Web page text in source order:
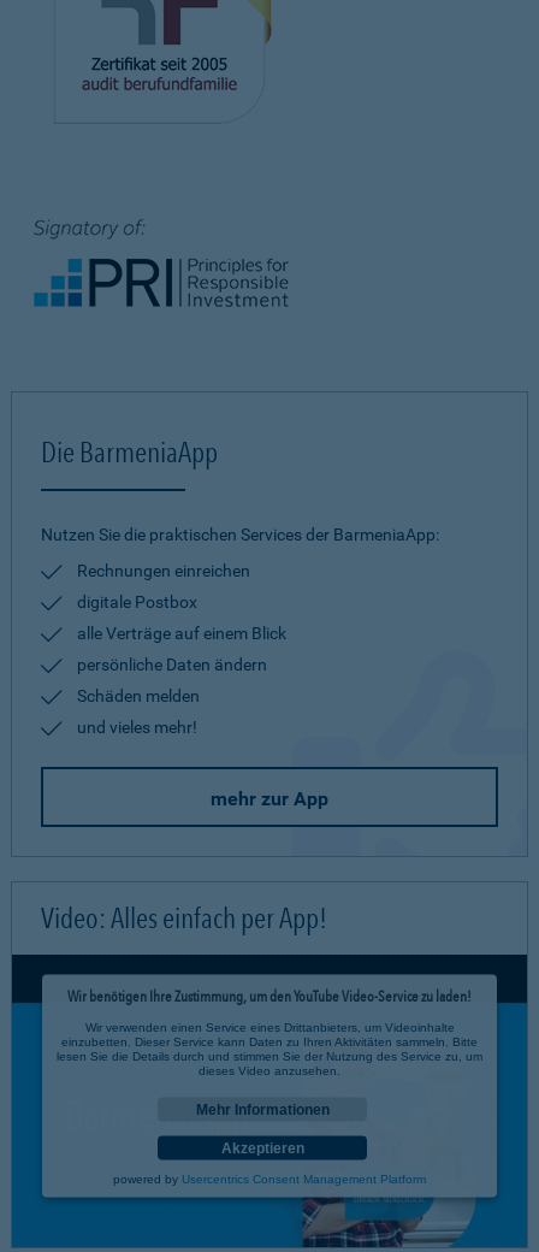
Die BarmeniaApp
Nutzen Sie die praktischen Services der BarmeniaApp:
Rechnungen einreichen
digitale Postbox
alle Verträge auf einem Blick
persönliche Daten ändern
Schäden melden
und vieles mehr!
mehr zur App
Video: Alles einfach per App!
Wir benötigen Ihre Zustimmung, um den YouTube Video-Service zu laden!
Wir verwenden einen Service eines Drittanbieters, um Videoinhalte
einzubetten. Dieser Service kann Daten zu Ihren Aktivitäten sammeln. Bitte
lesen Sie die Details durch und stimmen Sie der Nutzung des Service zu, um
dieses Video anzusehen.
Mehr Informationen
Akzeptieren
powered by Usercentrics Consent Management Platform